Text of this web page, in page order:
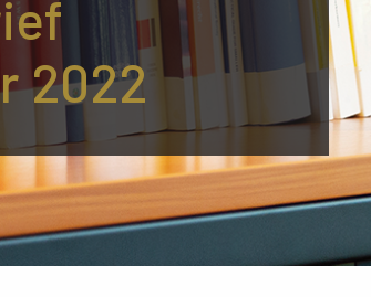
2022